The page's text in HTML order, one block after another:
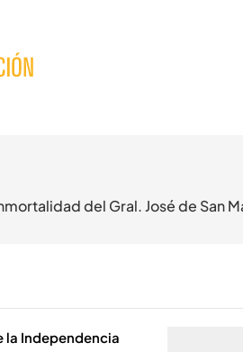
del Gral. José de San
la Independencia